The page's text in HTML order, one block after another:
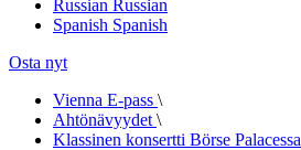
Russian Russian
Spanish Spanish
Osta nyt
Vienna E-pass \
Ahtönävyydet \
Klassinen konsertti Börse Palacessa